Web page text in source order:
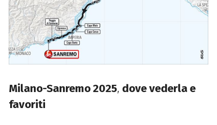
Milano-Sanremo 2025, dove vederla e
favoriti